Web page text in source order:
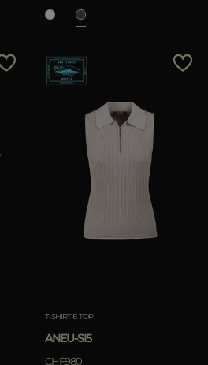
T-SHIRT E TOP
ANEU-SI5
CHF980